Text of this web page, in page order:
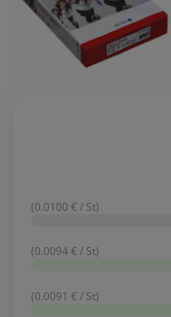
(0.0100 € / St)
(0.0094 € / St)
(0.0091 € / St)